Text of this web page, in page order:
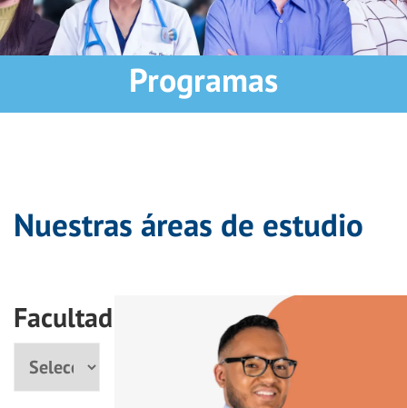
Programas
Nuestras áreas de estudio
Facultad